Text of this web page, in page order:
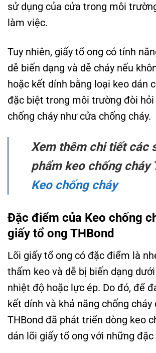
sử dụng của cửa trong môi
làm việc.
Tuy nhiên, giấy tổ ong có tính
dễ biến dạng và dễ cháy nếu
hoặc kết dính bằng loại keo dán
đặc biệt trong môi trường đòi hỏi
chống cháy như cửa chống cháy.
Xem thêm chi tiết các
phẩm keo chống cháy
Keo chống cháy
Đặc điểm của Keo chống
giấy tổ ong THBond
Lõi giấy tổ ong có đặc điểm là
thấm keo và dễ bị biến dạng
nhiệt độ hoặc lực ép. Do đó, để
kết dính và khả năng chống cháy
THBond đã phát triển dòng keo
dán lõi giấy tổ ong với những